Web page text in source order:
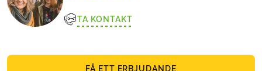
TA KONTAKT
FÅ ETT ERBJUDANDE